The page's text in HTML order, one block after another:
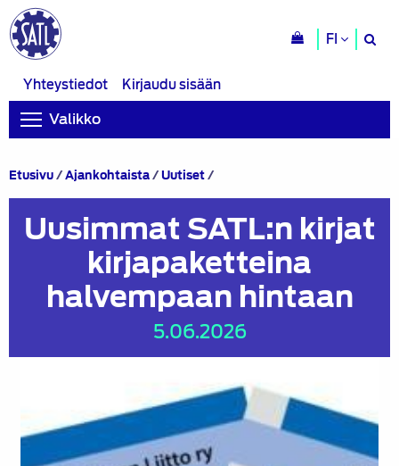
FI
Yhteystiedot
Kirjaudu sisään
Valikko
Etusivu/Ajankohtaista/Uutiset/Uusimmat
kirjapaketteina
halvempaan
hintaan
Uusimmat SATL:n kirjat
kirjapaketteina
halvempaan hintaan
5.06.2026